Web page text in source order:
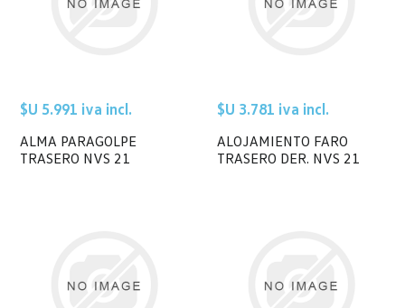
$U 5.991 iva incl.
ALMA PARAGOLPE
TRASERO NVS 21
$U 3.781 iva incl.
ALOJAMIENTO FARO
TRASERO DER. NVS 21